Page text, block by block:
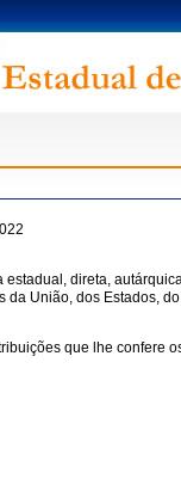
direta,
União, dos Estados,
que lhe